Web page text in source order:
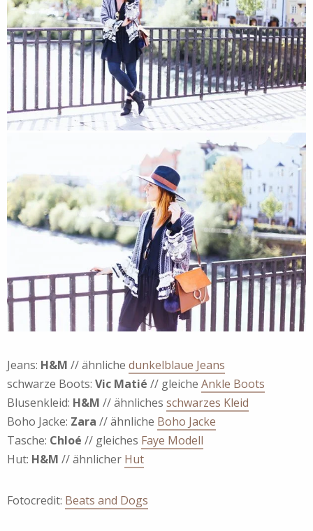
Jeans: H&M // ähnliche dunkelblaue Jeans
schwarze Boots: Vic Matié // gleiche Ankle Boots
Blusenkleid: H&M // ähnliches schwarzes Kleid
Boho Jacke: Zara // ähnliche Boho Jacke
Tasche: Chloé // gleiches Faye Modell
Hut: H&M // ähnlicher Hut
Fotocredit: Beats and Dogs